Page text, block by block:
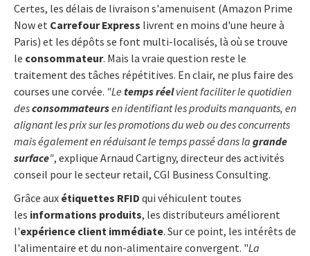
Certes, les délais de livraison s'amenuisent (Amazon Prime
Now et Carrefour Express livrent en moins d'une heure à
Paris) et les dépôts se font multi-localisés, là où se trouve
le consommateur. Mais la vraie question reste le
traitement des tâches répétitives. En clair, ne plus faire des
courses une corvée. "Le temps réelvient faciliter le quotidien
desconsommateursen identifiant les produits manquants, en
alignant les prix sur les promotions du web ou des concurrents
mais également en réduisant le temps passé dans la grande
surface", explique Arnaud Cartigny, directeur des activités
conseil pour le secteur retail, CGI Business Consulting.
Grâce aux étiquettes RFID qui véhiculent toutes
les informations produits, les distributeurs améliorent
l'expérience client immédiate. Sur ce point, les intérêts de
l'alimentaire et du non-alimentaire convergent. "La